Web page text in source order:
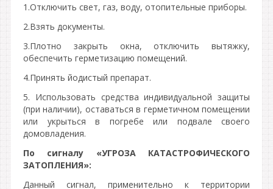
1.Отключить свет, газ, воду, отопительные приборы.
2.Взять документы.
3.Плотно закрыть окна, отключить вытяжку,
обеспечить герметизацию помещений.
4.Принять йодистый препарат.
5. Использовать средства индивидуальной защиты
(при наличии), оставаться в герметичном помещении
или укрыться в погребе или подвале своего
домовладения.
По сигналу «УГРОЗА КАТАСТРОФИЧЕСКОГО
ЗАТОПЛЕНИЯ»:
Данный сигнал, применительно к территории